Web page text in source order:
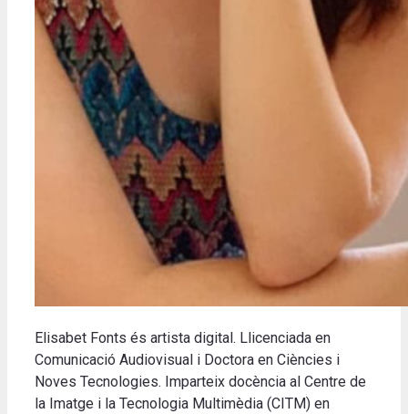
Elisabet Fonts és artista digital. Llicenciada en
Comunicació Audiovisual i Doctora en Ciències i
Noves Tecnologies. Imparteix docència al Centre de
la Imatge i la Tecnologia Multimèdia (CITM) en